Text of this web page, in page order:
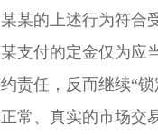
某的上述行为符合
支付的定金仅为应
责任，反而继续“
常、真实的市场